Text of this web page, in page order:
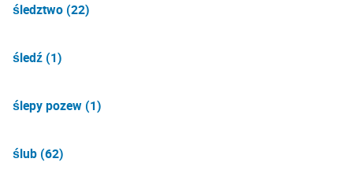
śledztwo (22)
śledź (1)
ślepy pozew (1)
ślub (62)